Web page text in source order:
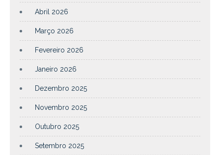
Abril 2026
Março 2026
Fevereiro 2026
Janeiro 2026
Dezembro 2025
Novembro 2025
Outubro 2025
Setembro 2025